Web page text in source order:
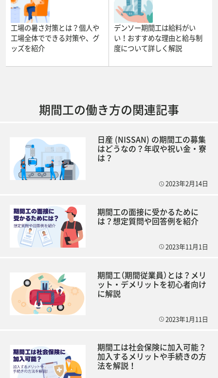
工場の暑さ対策とは？個人や
工場全体でできる対策や、グ
ッズを紹介
デンソー期間工は給料がい
い！おすすめな理由と給与制
度について詳しく解説
期間工の働き方の関連記事
日産 (NISSAN) の期間工の募集
はどうなの？年収や祝い金・寮
は？
2023年2月14日
期間工の面接に受かるために
は？想定質問や回答例を紹介
2023年11月1日
期間工（期間従業員）とは？メリ
ット・デメリットを初心者向け
に解説
2023年1月11日
期間工は社会保険に加入可能？
加入するメリットや手続きの方
法を解説！